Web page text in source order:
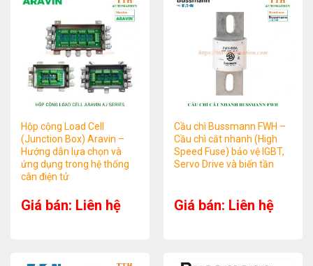
Hộp cộng Load Cell
(Junction Box) Aravin –
Hướng dẫn lựa chọn và
ứng dụng trong hệ thống
cân điện tử
Giá bán: Liên hệ
Cầu chì Bussmann FWH –
Cầu chì cắt nhanh (High
Speed Fuse) bảo vệ IGBT,
Servo Drive và biến tần
Giá bán: Liên hệ